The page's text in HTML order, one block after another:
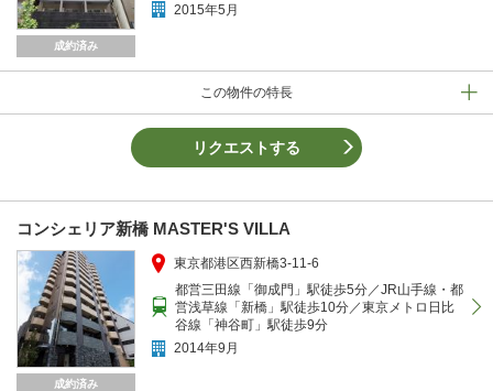
成約済み
この物件の特長
2015年5月
リクエストする
コンシェリア新橋 MASTER'S VILLA
成約済み
東京都港区西新橋3-11-6
都営三田線「御成門」駅徒歩5分／JR山手線・都
営浅草線「新橋」駅徒歩10分／東京メトロ日比
谷線「神谷町」駅徒歩9分
2014年9月